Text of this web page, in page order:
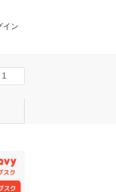
イン
1